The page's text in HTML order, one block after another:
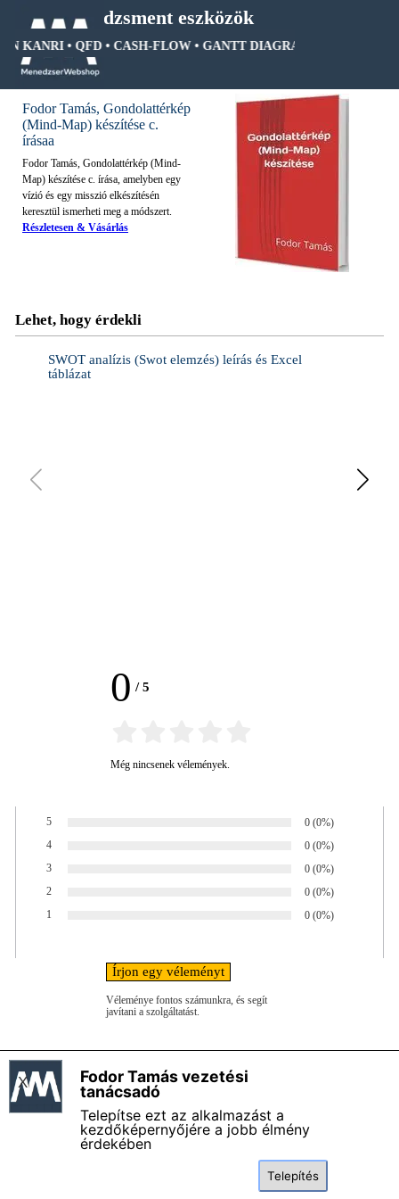
Menedzsment eszközök
KANRI • QFD • CASH-FLOW • GANTT DIAGRAM • FA DIAGRAM
Ugrás a menüre
Fodor Tamás, Gondolattérkép
(Mind-Map) készítése c.
írásaa
Fodor Tamás, Gondolattérkép (Mind-
Map) készítése c. írása, amelyben egy
vízió és egy misszió elkészítésén
keresztül ismerheti meg a módszert.
Részletesen & Vásárlás
Lehet, hogy érdekli
SWOT analízis (Swot elemzés) leírás és Excel
táblázat
0 /5
Még nincsenek vélemények.
5 Árak száma:
0Szavazatok
(0%)
4 Árak száma:
0Szavazatok
(0%)
3 Árak száma:
0Szavazatok
(0%)
2 Árak száma:
0Szavazatok
(0%)
1 Árak száma:
0Szavazatok
(0%)
Véleménye fontos számunkra, és segít
javítani a szolgáltatást.
Fodor Tamás vezetési tanácsadó - Impresszum
Magamról - Bemutatkozás
Általános szerződési és felhasználási feltételek
Adatkezelési szabályzat
Fodor Tamás vezetési
tanácsadó
Telepítse ezt az alkalmazást a
kezdőképernyőjére a jobb élmény
érdekében
Telepítés
X